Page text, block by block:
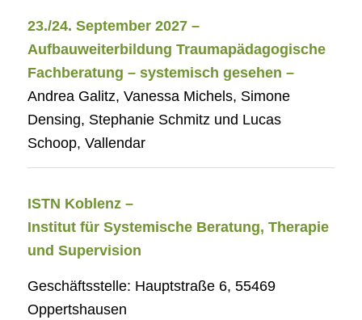
23./24. September 2027 –
Aufbauweiterbildung Traumapädagogische
Fachberatung – systemisch gesehen –
Andrea Galitz, Vanessa Michels, Simone
Densing, Stephanie Schmitz und Lucas
Schoop, Vallendar
ISTN Koblenz –
Institut für Systemische Beratung, Therapie
und Supervision
Geschäftsstelle: Hauptstraße 6, 55469
Oppertshausen